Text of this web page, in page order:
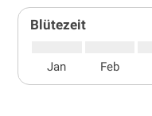
Blütezeit
Jan Feb